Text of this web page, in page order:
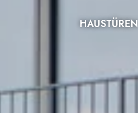
HAUSTÜREN